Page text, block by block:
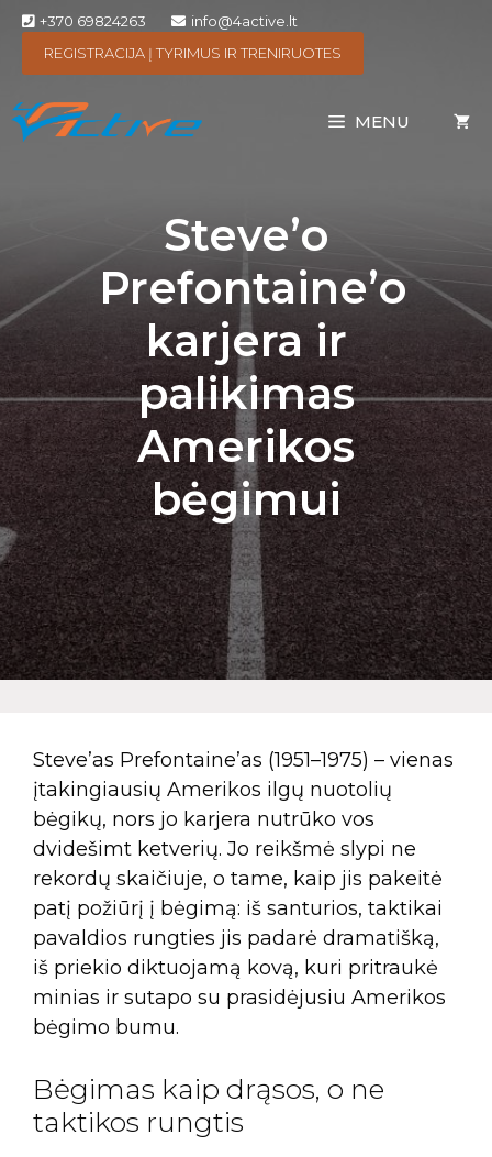
+370 69824263
info@4active.lt
REGISTRACIJA Į TYRIMUS IR TRENIRUOTES
MENU
Steve’o
Prefontaine’o
karjera ir
palikimas
Amerikos
bėgimui
Steve’as Prefontaine’as (1951–1975) – vienas
įtakingiausių Amerikos ilgų nuotolių
bėgikų, nors jo karjera nutrūko vos
dvidešimt ketverių. Jo reikšmė slypi ne
rekordų skaičiuje, o tame, kaip jis pakeitė
patį požiūrį į bėgimą: iš santurios, taktikai
pavaldios rungties jis padarė dramatišką,
iš priekio diktuojamą kovą, kuri pritraukė
minias ir sutapo su prasidėjusiu Amerikos
bėgimo bumu.
Bėgimas kaip drąsos, o ne
taktikos rungtis